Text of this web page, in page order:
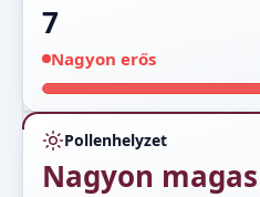
7
Nagyon erős
Pollenhelyzet
Nagyon magas